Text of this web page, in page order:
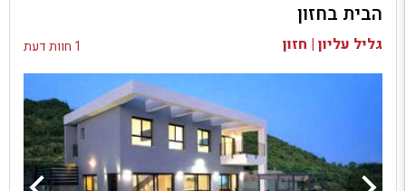
בדיקת זמינות ומחירים
הבית בחזון
גליל עליון | חזון 1 חוות דעת